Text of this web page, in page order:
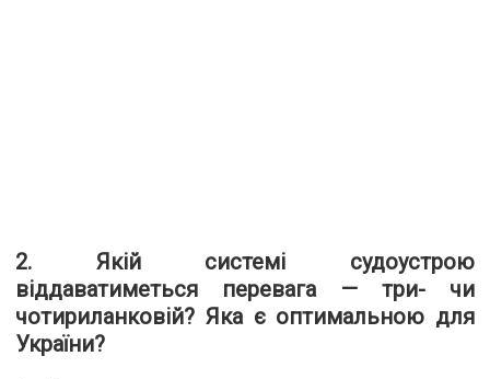
2. Якій системі судоустрою
віддаватиметься перевага — три- чи
чотириланковій? Яка є оптимальною для
України?